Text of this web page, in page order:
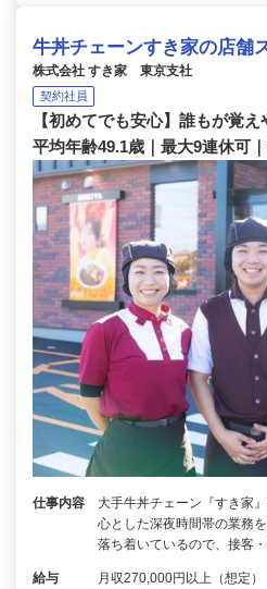
牛丼チェーンすき家の店舗
株式会社 すき家 東京支社
契約社員
【初めてでも安心】誰もが覚
平均年齢49.1歳｜最大9連休可
仕事内容
大手牛丼チェーン『すき家
心とした深夜時間帯の業務
落ち着いているので、接客
給与 月収270,000円以上（想定）